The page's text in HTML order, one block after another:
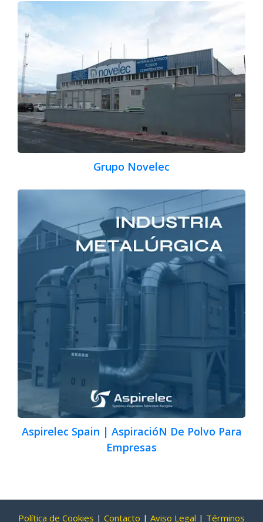
Grupo Novelec
Aspirelec Spain | AspiracióN De Polvo Para
Empresas
Política de Cookies | Contacto | Aviso Legal | Términos